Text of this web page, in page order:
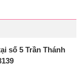
số 5 Trần Thánh